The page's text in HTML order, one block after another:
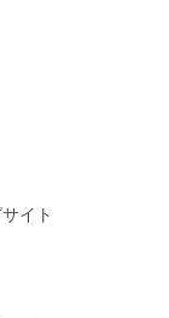
イト